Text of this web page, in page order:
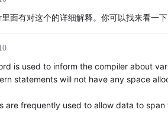
面有对这个的详细解释。你可以找来看一下
is used to inform the compiler about
statements will not have any space
are frequently used to allow data to